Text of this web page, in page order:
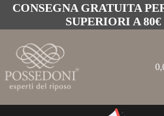
CONSEGNA GRATUITA
SUPERIORI A 80€